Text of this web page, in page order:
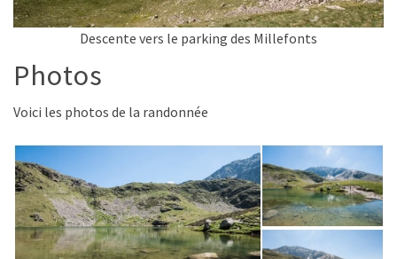
Descente vers le parking des Millefonts
Photos
Voici les photos de la randonnée